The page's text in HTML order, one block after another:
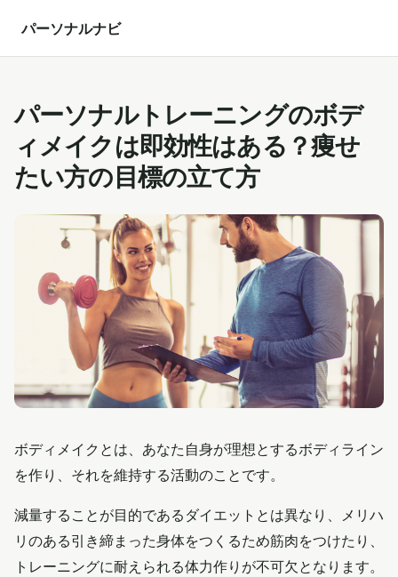
パーソナルナビ
パーソナルトレーニングのボデ
ィメイクは即効性はある？痩せ
たい方の目標の立て方
ボディメイクとは、あなた自身が理想とするボディライン
を作り、それを維持する活動のことです。
減量することが目的であるダイエットとは異なり、メリハ
リのある引き締まった身体をつくるため筋肉をつけたり、
トレーニングに耐えられる体力作りが不可欠となります。